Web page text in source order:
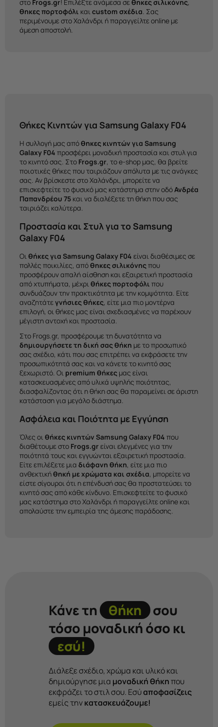
στο Frogs.gr! Επιλέξτε ανάμεσα σεθηκες σιλικόνης,
θηκες πορτοφόλι καιcustom σχέδια. Σας
περιμένουμε στο Χαλάνδρι ή παραγγείλτε online με
άμεση αποστολή.
Θήκες Κινητών για Samsung Galaxy F04
Η συλλογή μας απόθηκες κινητών για Samsung
Galaxy F04 προσφέρει μοναδική προστασία και στυλ για
το κινητό σας. Στο Frogs.gr, το e-shop μας, θα βρείτε
ποιοτικές θήκες που ταιριάζουν απόλυτα με τις ανάγκες
σας. Αν βρίσκεστε στο Χαλάνδρι, μπορείτε να
επισκεφτείτε το φυσικό μας κατάστημα στην οδόΑνδρέα
Παπανδρέου 75 και να διαλέξετε τη θήκη που σας
ταιριάζει καλύτερα.
Προστασία και Στυλ για το Samsung
Galaxy F04
Οιθήκες για Samsung Galaxy F04 είναι διαθέσιμες σε
πολλές ποικιλίες, απόθηκες σιλικόνηςπου
προσφέρουν απαλή αίσθηση και εξαιρετική προστασία
από χτυπήματα, μέχριθήκες πορτοφόλι που
συνδυάζουν την πρακτικότητα με την κομψότητα. Είτε
αναζητάτεγνήσιες θήκες, είτε μια πιο μοντέρνα
επιλογή, οι θήκες μας είναι σχεδιασμένες να παρέχουν
μέγιστη αντοχή και προστασία.
Στο Frogs.gr, προσφέρουμε τη δυνατότητα να
δημιουργήσετε τη δική σας θήκη με το προσωπικό
σας σχέδιο, κάτι που σας επιτρέπει να εκφράσετε την
προσωπικότητά σας και να κάνετε το κινητό σας
ξεχωριστό. Οι premium θήκες μας είναι
κατασκευασμένες από υλικά υψηλής ποιότητας,
διασφαλίζοντας ότι η θήκη σας θα παραμείνει σε άριστη
κατάσταση για μεγάλο διάστημα.
Ασφάλεια και Ποιότητα με Εγγύηση
Όλες οιθήκες κινητών Samsung Galaxy F04 που
διαθέτουμε στο Frogs.gr είναι ελεγμένες για την
ποιότητά τους και εγγυώνται εξαιρετική προστασία.
Είτε επιλέξετε μια διάφανη θήκη, είτε μια πιο
ανθεκτικήθηκή με χρώματα και σχέδια, μπορείτε να
είστε σίγουροι ότι η επένδυσή σας θα προστατεύσει το
κινητό σας από κάθε κίνδυνο. Επισκεφτείτε το φυσικό
μας κατάστημα στο Χαλάνδρι ή παραγγείλτε online και
απολαύστε την εμπειρία της άμεσης παράδοσης.
Κάνε τη θήκη
σου
τόσο μοναδική όσο κι
εσύ!
Διάλεξε σχέδιο, χρώμα και υλικό και
δημιούργησε μια μοναδική θήκηπου
εκφράζει το στιλ σου. Εσύαποφασίζεις
εμείς τηνκατασκευάζουμε!